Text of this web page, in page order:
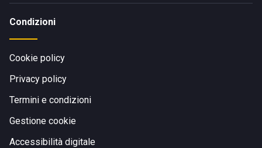
Condizioni
Cookie policy
Privacy policy
Termini e condizioni
Gestione cookie
Accessibilità digitale